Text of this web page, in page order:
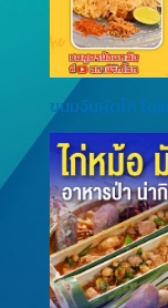
ขนมจีนผัดไท ไข่